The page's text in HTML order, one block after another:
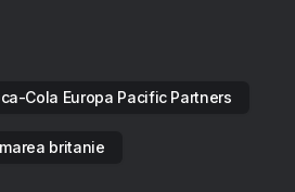
Cola Europa Pacific Partners
marea britanie